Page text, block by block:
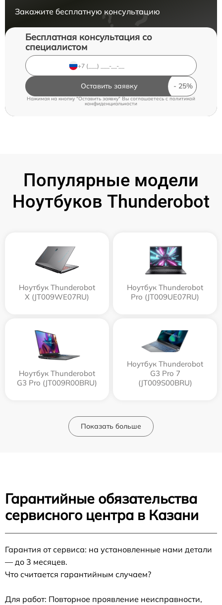
Закажите бесплатную консультацию
Бесплатная консультация со
специалистом
Оставить заявку
Нажимая на кнопку "Оставить заявку" Вы соглашаетесь c политикой
конфиденциальности
Популярные модели
Ноутбуков Thunderobot
Ноутбук Thunderobot
X (JT009WE07RU)
Ноутбук Thunderobot
Pro (JT009UE07RU)
Ноутбук Thunderobot
G3 Pro (JT009R00BRU)
Ноутбук Thunderobot
G3 Pro 7
(JT009S00BRU)
Показать больше
Гарантийные обязательства
сервисного центра в Казани
Гарантия от сервиса: на установленные нами детали
— до 3 месяцев.
Что считается гарантийным случаем?
Для работ: Повторное проявление неисправности,